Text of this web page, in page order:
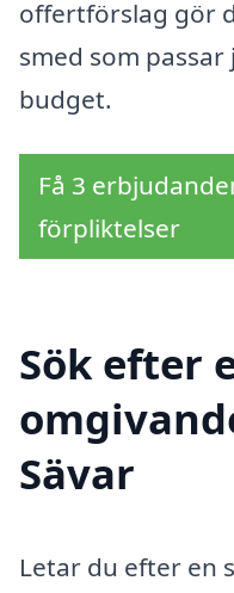
offertförslag gör
smed som
budget.
Få 3
förpliktelser
Sök efter
Sävar
Letar du efter en